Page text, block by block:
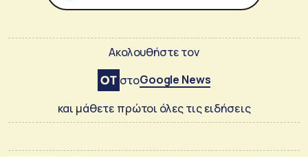
Ακολουθήστε τον
στοGoogle News
και μάθετε πρώτοι όλες τις ειδήσεις